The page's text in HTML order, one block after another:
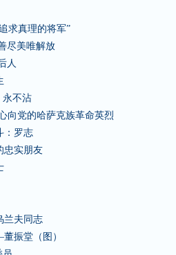
求真理的将军”
尽美唯解放
人
永不沾
向党的哈萨克族革命英烈
：罗志
忠实朋友
兰夫同志
振堂（图）